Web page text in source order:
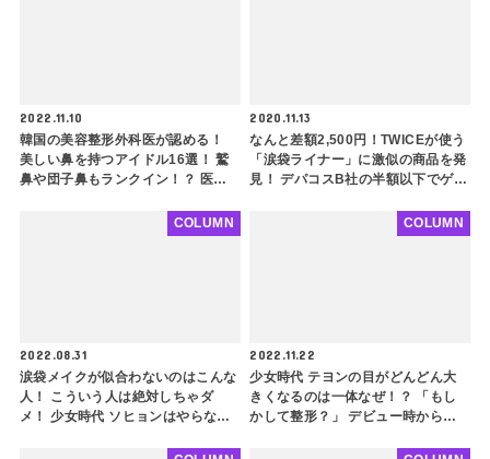
2022.11.10
韓国の美容整形外科医が認める！
美しい鼻を持つアイドル16選！ 鷲
鼻や団子鼻もランクイン！？ 医師
2020.11.13
なんと差額2,500円！TWICEが使う
「涙袋ライナー」に激似の商品を発
見！ デパコスB社の半額以下でゲッ
2022.08.31
涙袋メイクが似合わないのはこんな
人！ こういう人は絶対しちゃダ
メ！ 少女時代 ソヒョンはやらない
けない人の２つの特徴とは？
COLUMN
2022.11.22
少女時代 テヨンの目がどんどん大
きくなるのは一体なぜ！？ 「もし
かして整形？」 デビュー時から現
COLUMN